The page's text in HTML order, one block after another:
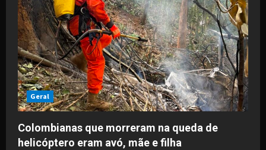
Geral
Colombianas que morreram na queda de
helicóptero eram avó, mãe e filha